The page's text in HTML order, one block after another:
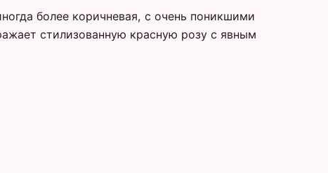
более коричневая, с очень поникшими
стилизованную красную розу с явным